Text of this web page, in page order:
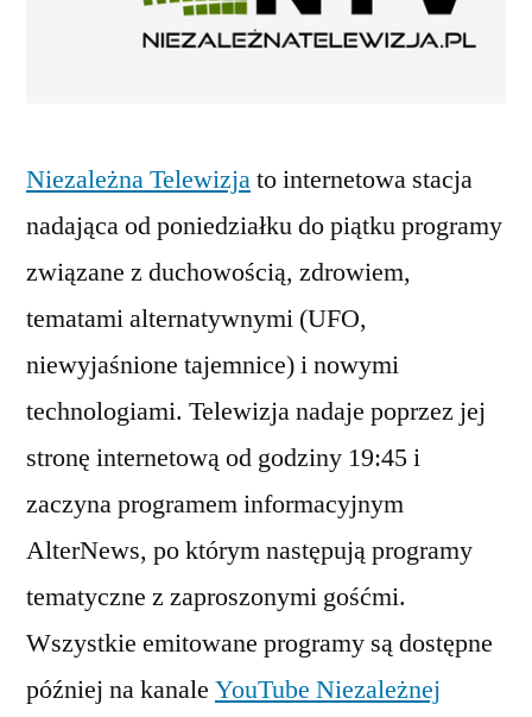
Niezależna Telewizjato internetowa stacja
nadająca od poniedziałku do piątku programy
związane z duchowością, zdrowiem,
tematami alternatywnymi (UFO,
niewyjaśnione tajemnice) i nowymi
technologiami. Telewizja nadaje poprzez jej
stronę internetową od godziny 19:45 i
zaczyna programem informacyjnym
AlterNews, po którym następują programy
tematyczne z zaproszonymi gośćmi.
Wszystkie emitowane programy są dostępne
później na kanale YouTube Niezależnej